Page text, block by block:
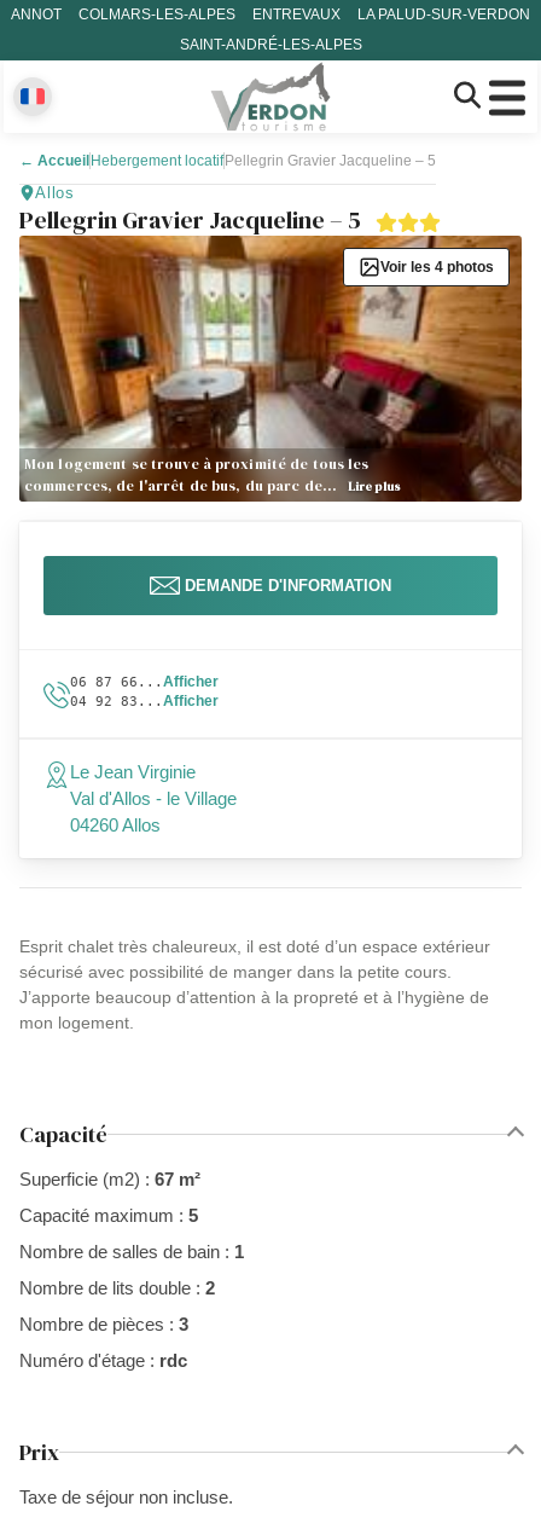
ANNOT COLMARS-LES-ALPES ENTREVAUX
LA PALUD-SUR-VERDON
SAINT-ANDRÉ-LES-ALPES
← Accueil Hebergement locatif Pellegrin Gravier Jacqueline – 5
Allos
Pellegrin Gravier Jacqueline – 5
Mon logement se trouve à proximité de tous les
commerces, de l'arrêt de bus, du parc de…
Lire plus
Voir les 4 photos
Esprit chalet très chaleureux, il est doté d’un espace extérieur
sécurisé avec possibilité de manger dans la petite cours.
J’apporte beaucoup d’attention à la propreté et à l’hygiène de
mon logement.
Capacité
Superficie (m2) : 67 m²
Capacité maximum : 5
Nombre de salles de bain : 1
Nombre de lits double : 2
Nombre de pièces : 3
Numéro d'étage : rdc
Prix
Taxe de séjour non incluse.
DEMANDE D'INFORMATION
06 87 66... Afficher
04 92 83... Afficher
Le Jean Virginie
Val d'Allos - le Village
04260 Allos